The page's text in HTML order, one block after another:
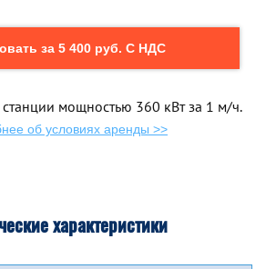
за 5 400 руб. С НДС
мощностью 360 кВт за 1 м/ч.
об условиях аренды >>
характеристики